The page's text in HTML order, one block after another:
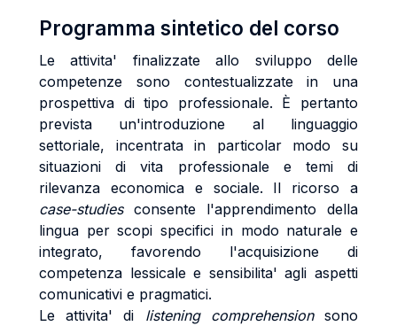
Programma sintetico del corso
Le attivita' finalizzate allo sviluppo delle
competenze sono contestualizzate in una
prospettiva di tipo professionale. È pertanto
prevista un'introduzione al linguaggio
settoriale, incentrata in particolar modo su
situazioni di vita professionale e temi di
rilevanza economica e sociale. Il ricorso a
case-studiesconsente l'apprendimento della
lingua per scopi specifici in modo naturale e
integrato, favorendo l'acquisizione di
competenza lessicale e sensibilita' agli aspetti
comunicativi e pragmatici.
Le attivita' di listening comprehensionsono